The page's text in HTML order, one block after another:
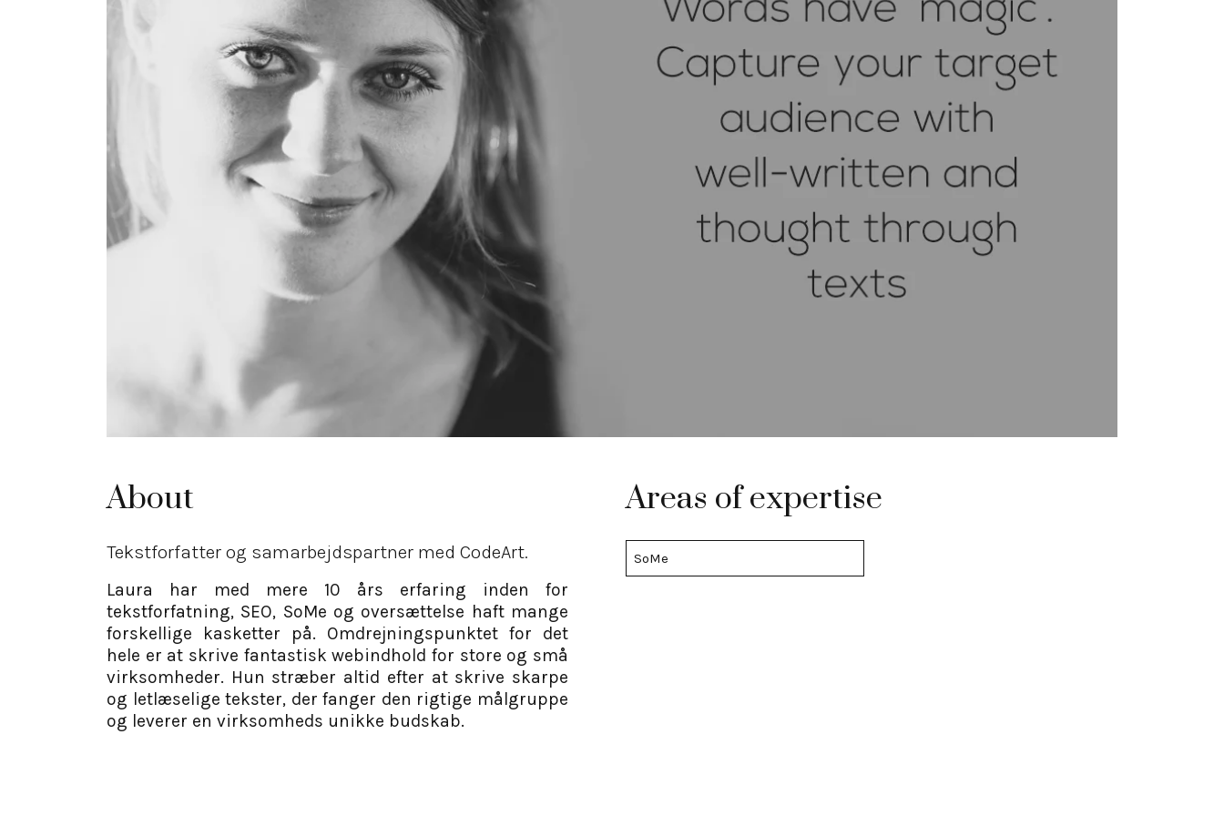
About
Tekstforfatter og samarbejdspartner med CodeArt.
Laura har med mere 10 års erfaring inden for
tekstforfatning, SEO, SoMe og oversættelse haft mange
forskellige kasketter på. Omdrejningspunktet for det
hele er at skrive fantastisk webindhold for store og små
virksomheder. Hun stræber altid efter at skrive skarpe
og letlæselige tekster, der fanger den rigtige målgruppe
og leverer en virksomheds unikke budskab.
Areas of expertise
SoMe